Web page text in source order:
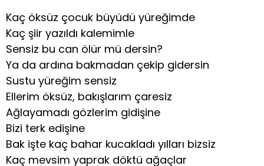
Kaç öksüz çocuk büyüdü yüreğimde
Kaç şiir yazıldı kalemimle
Sensiz bu can ölür mü dersin?
Ya da ardına bakmadan çekip gidersin
Sustu yüreğim sensiz
Ellerim öksüz, bakışlarım çaresiz
Ağlayamadı gözlerim gidişine
Bizi terk edişine
Bak işte kaç bahar kucakladı yılları bizsiz
Kaç mevsim yaprak döktü ağaçlar